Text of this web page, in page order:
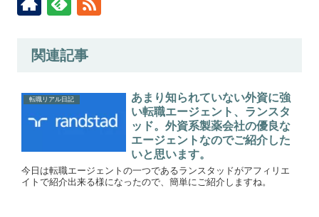
関連記事
転職リアル日記
あまり知られていない外資に強
い転職エージェント、ランスタ
ッド。外資系製薬会社の優良な
エージェントなのでご紹介した
いと思います。
今日は転職エージェントの一つであるランスタッドがアフィリエ
イトで紹介出来る様になったので、簡単にご紹介しますね。